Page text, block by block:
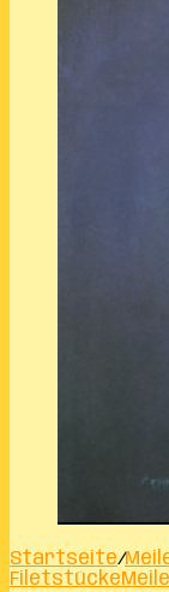
Startseite/
Filetstücke